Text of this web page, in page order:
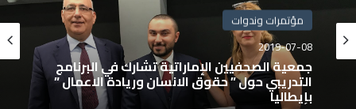
مؤتمرات وندوات
2019-07-08
جمعية الصحفيين الإماراتية تشارك في البرنامج
التدريبي حول ” حقوق الانسان وريادة الاعمال ”
بإيطاليا